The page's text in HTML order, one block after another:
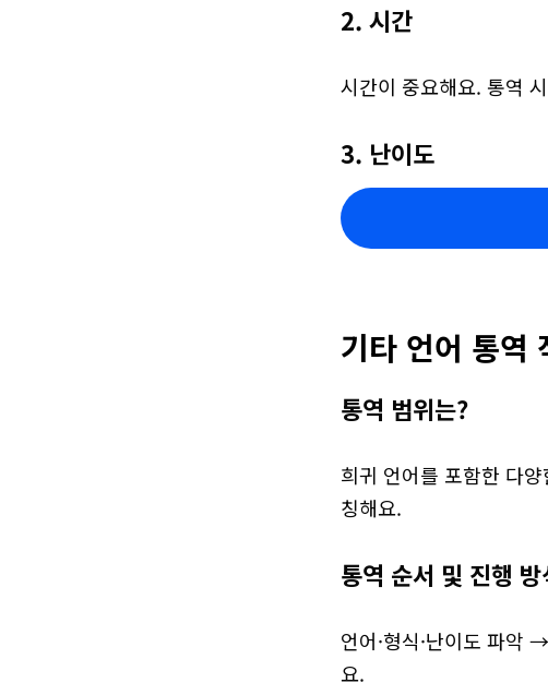
2. 시간
시간이 중요해요. 통역
3. 난이도
기타 언어 통역
통역 범위는?
희귀 언어를 포함한 다
칭해요.
통역 순서 및 진행
언어·형식·난이도 파
요.